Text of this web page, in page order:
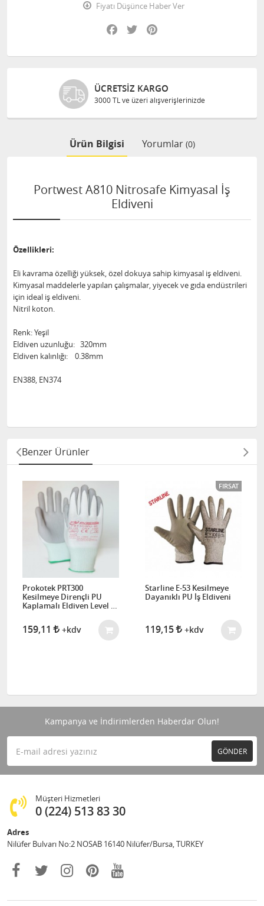
Fiyatı Düşünce Haber Ver
Facebook
Twitter
ÜCRETSIZ KARGO
3000 TL ve üzeri alışverişlerinizde
Ürün Bilgisi Yorumlar (0)
Portwest A810 Nitrosafe Kimyasal İş
Eldiveni
Özellikleri:
Eli kavrama özelliği yüksek, özel dokuya sahip kimyasal iş eldiveni.
Kimyasal maddelerle yapılan çalışmalar, yiyecek ve gıda endüstrileri
için ideal iş eldiveni.
Nitril koton.
Renk: Yeşil
Eldiven uzunluğu: 320mm
Eldiven kalınlığı: 0.38mm
EN388, EN374
Benzer Ürünler
Prokotek PRT300
Kesilmeye Dirençli PU
Kaplamalı Eldiven Level B,
159,11 +kdv
FIRSAT
Starline E-53 Kesilmeye
Dayanıklı PU İş Eldiveni
119,15 +kdv
Kampanya ve İndirimlerden Haberdar Olun!
GÖNDER
Müşteri Hizmetleri
0 (224) 513 83 30
Adres
Nilüfer Bulvarı No:2 NOSAB 16140 Nilüfer/Bursa, TURKEY